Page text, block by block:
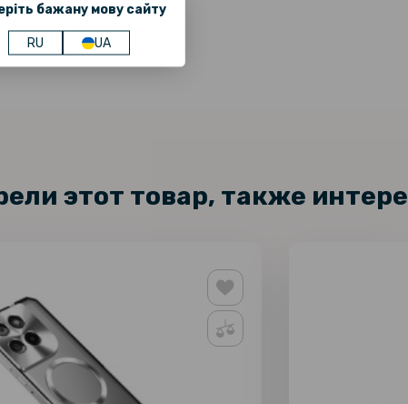
бажану мову сайту
RU UA
этот товар, также